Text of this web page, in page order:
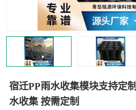
宿迁PP雨水收集模块支持定
水收集 按需定制
智能一体化灌溉泵房 一
水面垃圾清理装置 浅
一体化泵闸 柔
真空冲洗设备